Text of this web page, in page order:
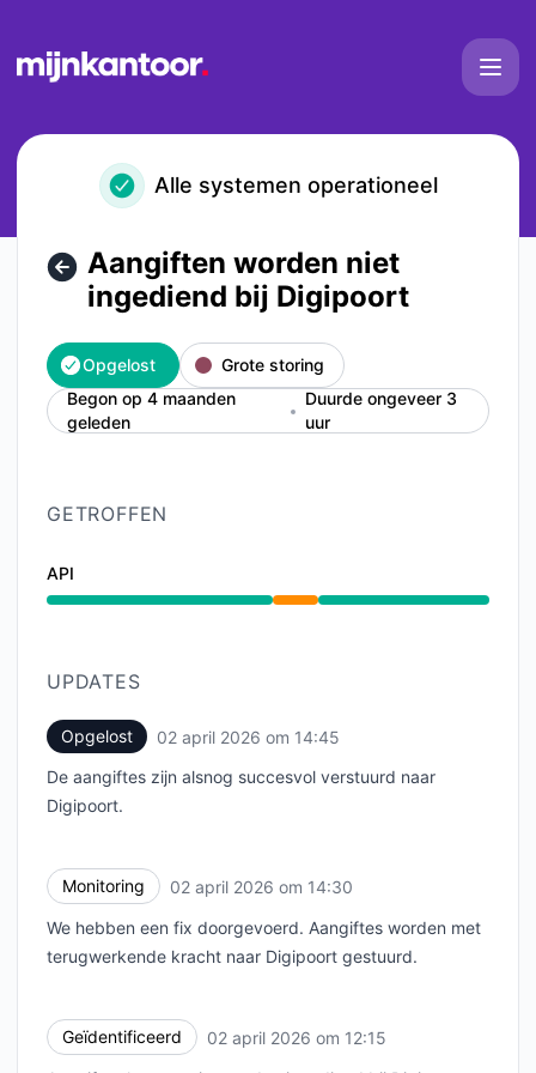
Alle systemen operationeel
Aangiften worden niet
ingediend bij Digipoort
Opgelost
Grote storing
Begon op 4 maanden
geleden
Duurde ongeveer 3
uur
GETROFFEN
API
Gedeeltelijke storing van 12:15 PM naar 2:45 PM
UPDATES
Opgelost 02 april 2026 om 14:45
De aangiftes zijn alsnog succesvol verstuurd naar
Digipoort.
Monitoring 02 april 2026 om 14:30
We hebben een fix doorgevoerd. Aangiftes worden met
terugwerkende kracht naar Digipoort gestuurd.
Geïdentificeerd 02 april 2026 om 12:15